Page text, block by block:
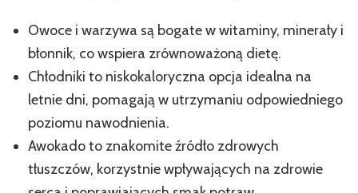
Owoce i warzywa są bogate w witaminy, minerały i
błonnik, co wspiera zrównoważoną dietę.
Chłodniki to niskokaloryczna opcja idealna na
letnie dni, pomagają w utrzymaniu odpowiedniego
poziomu nawodnienia.
Awokado to znakomite źródło zdrowych
tłuszczów, korzystnie wpływających na zdrowie